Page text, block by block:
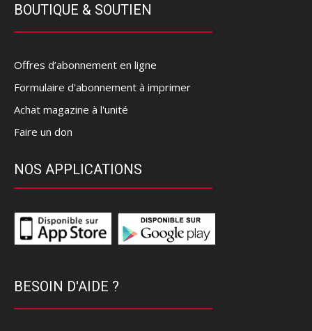
BOUTIQUE & SOUTIEN
Offres d’abonnement en ligne
Formulaire d'abonnement à imprimer
Achat magazine à l'unité
Faire un don
NOS APPLICATIONS
BESOIN D'AIDE ?